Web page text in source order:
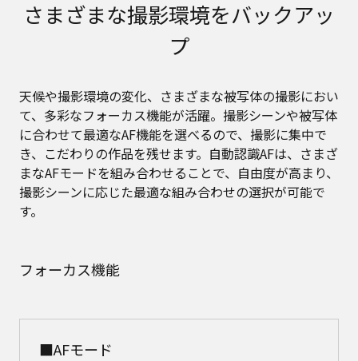
さまざまな撮影環境をバックアッ
プ
天候や撮影環境の変化、さまざまな被写体の撮影におい
て、多彩なフォーカス機能が活躍。撮影シーンや被写体
に合わせて最適なAF機能を選べるので、撮影に集中で
き、こだわりの作品を残せます。自動認識AFは、さまざ
まなAFモードを組み合わせることで、自由度が高まり、
撮影シーンに応じた最適な組み合わせの選択が可能で
す。
フォーカス機能
■AFモード